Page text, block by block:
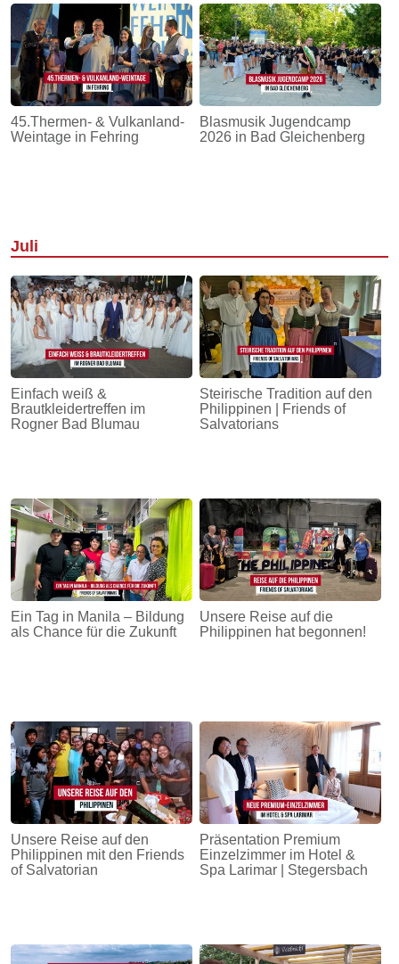
45.Thermen- & Vulkanland-
Weintage in Fehring
Blasmusik Jugendcamp
2026 in Bad Gleichenberg
Juli
Einfach weiß &
Brautkleidertreffen im
Rogner Bad Blumau
Steirische Tradition auf den
Philippinen | Friends of
Salvatorians
Ein Tag in Manila – Bildung
als Chance für die Zukunft
Unsere Reise auf die
Philippinen hat begonnen!
Unsere Reise auf den
Philippinen mit den Friends
of Salvatorian
Präsentation Premium
Einzelzimmer im Hotel &
Spa Larimar | Stegersbach